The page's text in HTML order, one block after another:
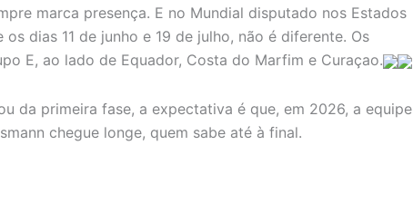
marca presença. E no Mundial disputado nos Estados
dias 11 de junho e 19 de julho, não é diferente. Os
E, ao lado de Equador, Costa do Marfim e Curaçao.
da primeira fase, a expectativa é que, em 2026, a equipe
chegue longe, quem sabe até à final.